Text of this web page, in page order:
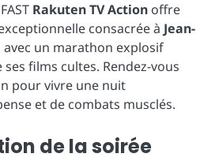
Rakuten TV Action offre
consacrée à Jean-
avec un marathon explosif
films cultes. Rendez-vous
pour vivre une nuit
et de combats musclés.
de la soirée